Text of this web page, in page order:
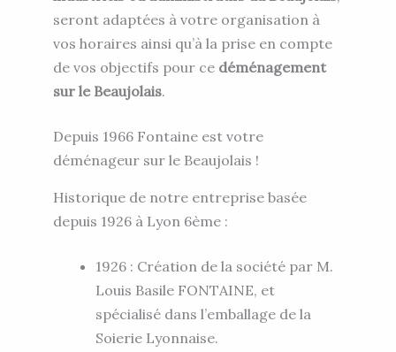
seront adaptées à votre organisation à
vos horaires ainsi qu’à la prise en compte
de vos objectifs pour ce déménagement
sur le Beaujolais.
Depuis 1966 Fontaine est votre
déménageur sur le Beaujolais !
Historique de notre entreprise basée
depuis 1926 à Lyon 6ème :
1926 : Création de la société par M.
Louis Basile FONTAINE, et
spécialisé dans l’emballage de la
Soierie Lyonnaise.